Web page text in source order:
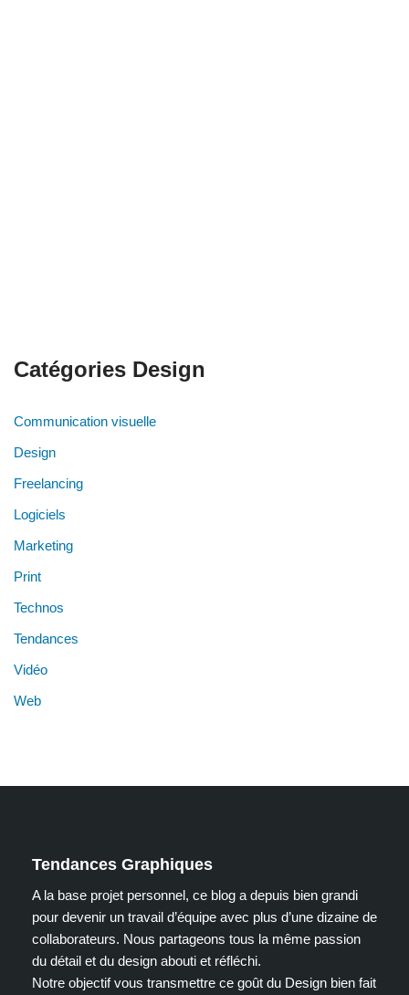
Catégories Design
Communication visuelle
Design
Freelancing
Logiciels
Marketing
Print
Technos
Tendances
Vidéo
Web
Tendances Graphiques
A la base projet personnel, ce blog a depuis bien grandi
pour devenir un travail d’équipe avec plus d’une dizaine de
collaborateurs. Nous partageons tous la même passion
du détail et du design abouti et réfléchi.
Notre objectif vous transmettre ce goût du Design bien fait